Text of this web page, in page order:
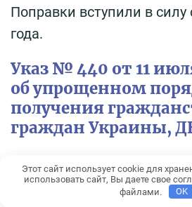
Поправки вступили в
года.
Указ № 440 от 11
об упрощенном
получения
граждан Украины,
11 июля 2022 года был
Президента Российской
Этот сайт использует cookie для
использовать сайт, Вы даете свое
файлами.
OK